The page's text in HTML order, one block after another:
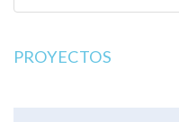
PROYECTOS